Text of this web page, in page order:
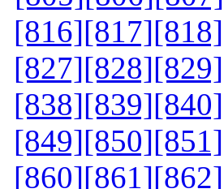
[816][817][818]
[827][828][829]
[838][839][840]
[849][850][851]
[860][861][862]